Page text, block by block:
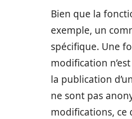
Bien que la
exemple, un
spécifique. Une
modification
la publication
ne sont pas
modifications, ce